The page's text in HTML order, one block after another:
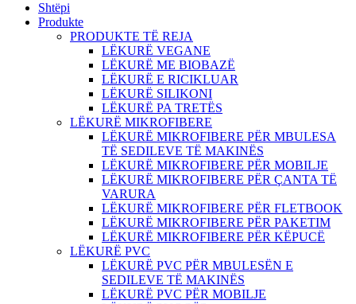
Shtëpi
Produkte
PRODUKTE TË REJA
LËKURË VEGANE
LËKURË ME BIOBAZË
LËKURË E RICIKLUAR
LËKURË SILIKONI
LËKURË PA TRETËS
LËKURË MIKROFIBERE
LËKURË MIKROFIBERE PËR MBULESA
TË SEDILEVE TË MAKINËS
LËKURË MIKROFIBERE PËR MOBILJE
LËKURË MIKROFIBERE PËR ÇANTA TË
VARURA
LËKURË MIKROFIBERE PËR FLETBOOK
LËKURË MIKROFIBERE PËR PAKETIM
LËKURË MIKROFIBERE PËR KËPUCË
LËKURË PVC
LËKURË PVC PËR MBULESËN E
SEDILEVE TË MAKINËS
LËKURË PVC PËR MOBILJE